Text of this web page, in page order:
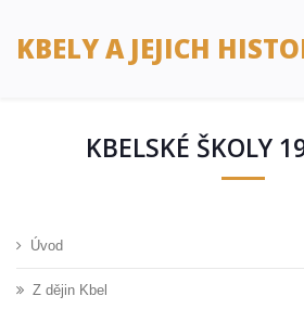
KBELY A JEJICH
KBELSKÉ ŠKOLY
Úvod
Z dějin Kbel